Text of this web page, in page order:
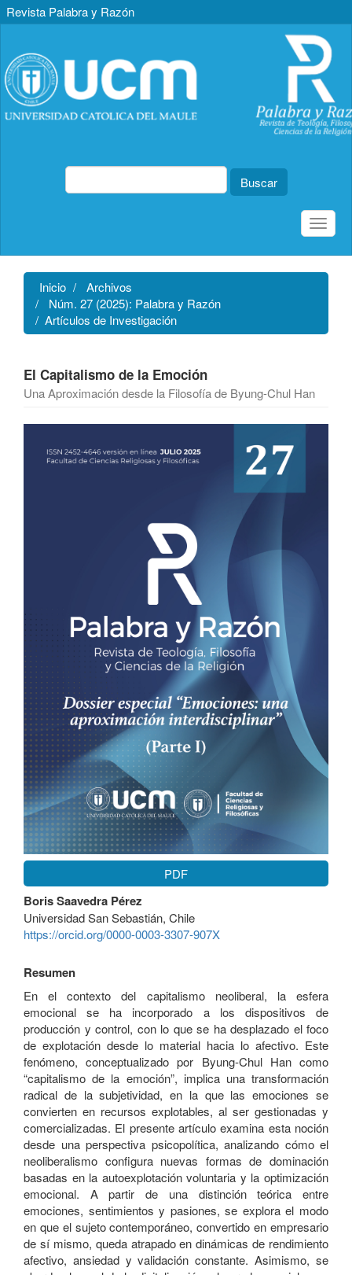
Revista Palabra y Razón
Contenido
principal
Barra
lateral
Buscar
Toggle
Inicio
Archivos
Núm. 27 (2025): Palabra y Razón
Artículos de Investigación
El Capitalismo de la Emoción
Una Aproximación desde la Filosofía de Byung-Chul Han
Barra
artículo
PDF
Contenido
principal
del
artículo
Boris Saavedra Pérez
Universidad San Sebastián, Chile
https://orcid.org/0000-0003-3307-907X
Resumen
En el contexto del capitalismo neoliberal, la esfera
emocional se ha incorporado a los dispositivos de
producción y control, con lo que se ha desplazado el foco
de explotación desde lo material hacia lo afectivo. Este
fenómeno, conceptualizado por Byung-Chul Han como
“capitalismo de la emoción”, implica una transformación
radical de la subjetividad, en la que las emociones se
convierten en recursos explotables, al ser gestionadas y
comercializadas. El presente artículo examina esta noción
desde una perspectiva psicopolítica, analizando cómo el
neoliberalismo configura nuevas formas de dominación
basadas en la autoexplotación voluntaria y la optimización
emocional. A partir de una distinción teórica entre
emociones, sentimientos y pasiones, se explora el modo
en que el sujeto contemporáneo, convertido en empresario
de sí mismo, queda atrapado en dinámicas de rendimiento
afectivo, ansiedad y validación constante. Asimismo, se